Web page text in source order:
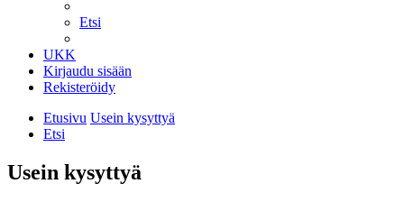
Etsi
UKK
Kirjaudu sisään
Rekisteröidy
Etusivu Usein kysyttyä
Etsi
Usein kysyttyä